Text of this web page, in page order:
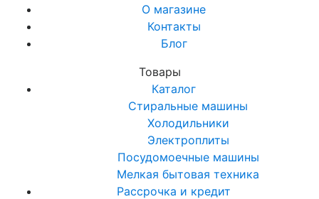
О магазине
Контакты
Блог
Товары
Каталог
Стиральные машины
Холодильники
Электроплиты
Посудомоечные машины
Мелкая бытовая техника
Рассрочка и кредит